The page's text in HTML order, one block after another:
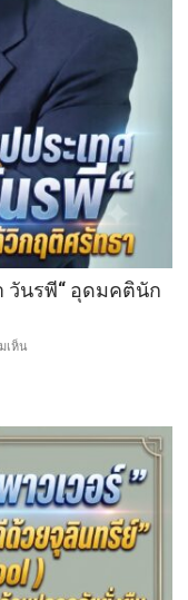
ขยะ
เป็นก
บุญ
วันรพี“ อุดมคตินัก
เห็น
ประเทศ
สิง
หา
วัน
รพี“
อุดมคติ